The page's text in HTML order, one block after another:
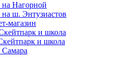
Нагорной
ш. Энтузиастов
магазин
и школа
и школа